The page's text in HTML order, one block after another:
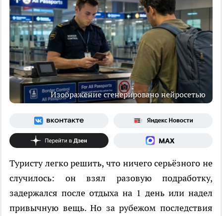
Изображение сгенерировано нейросетью
Туристу легко решить, что ничего серьёзного не
случилось: он взял разовую подработку,
задержался после отдыха на 1 день или надел
привычную вещь. Но за рубежом последствия